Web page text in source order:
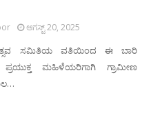
ಆಗಸ್ಟ್ 20, 2025
ಸಮಿತಿಯ ವತಿಯಿಂದ ಈ ಬಾರಿ
ಮಹಿಳೆಯರಿಗಾಗಿ ಗ್ರಾಮೀಣ